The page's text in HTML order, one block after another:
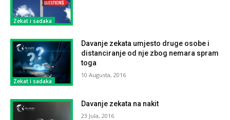
Zekat i sadaka
Zekat i sadaka
Davanje zekata umjesto druge osobe i
distanciranje od nje zbog nemara spram
toga
10 Augusta, 2016
Davanje zekata na nakit
23 Jula, 2016